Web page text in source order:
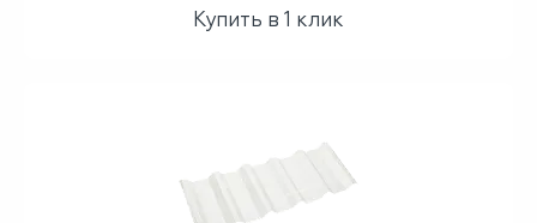
Купить в 1 клик